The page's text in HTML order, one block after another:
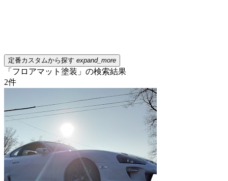
定番カスタムから探す expand_more
「フロアマット塗装」の検索結果
2件